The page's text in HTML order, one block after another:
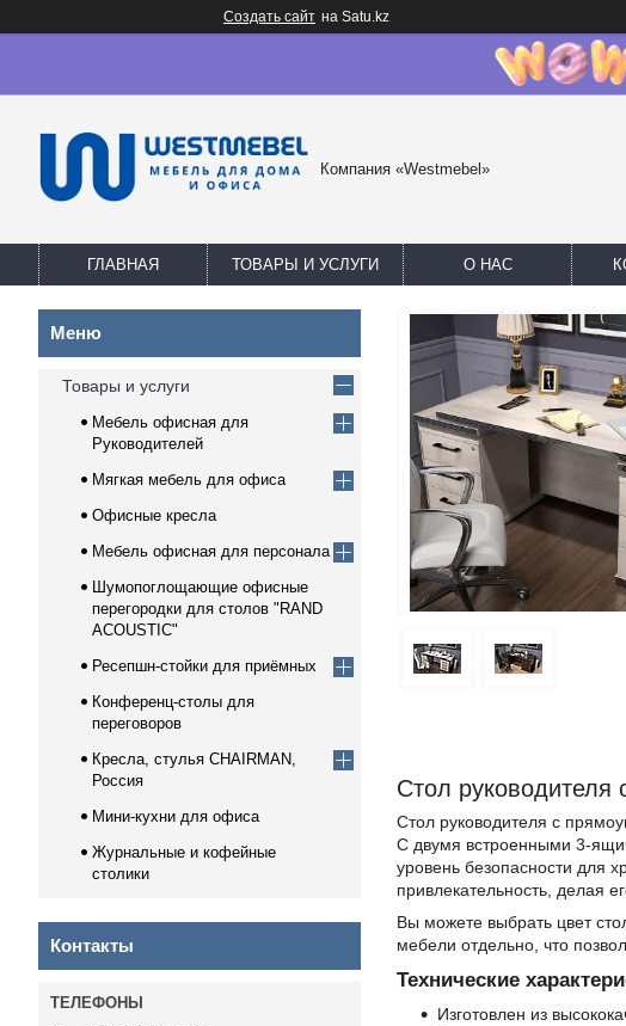
Создать сайт на Satu.kz
Компания «Westmebel»
ГЛАВНАЯ ТОВАРЫ И УСЛУГИ О НАС
Стол
Стол руководителя с
С двумя встроенными 3-
уровень безопасности для
привлекательность, делая
Вы можете выбрать цвет
мебели отдельно, что
Технические
Изготовлен из
Товары и услуги
Мебель офисная для
Руководителей
Мягкая мебель для офиса
Офисные кресла
Мебель офисная для персонала
Шумопоглощающие офисные
перегородки для столов "RAND
ACOUSTIC"
Ресепшн-стойки для приёмных
Конференц-столы для
переговоров
Кресла, стулья CHAIRMAN,
Россия
Мини-кухни для офиса
Журнальные и кофейные
столики
Контакты